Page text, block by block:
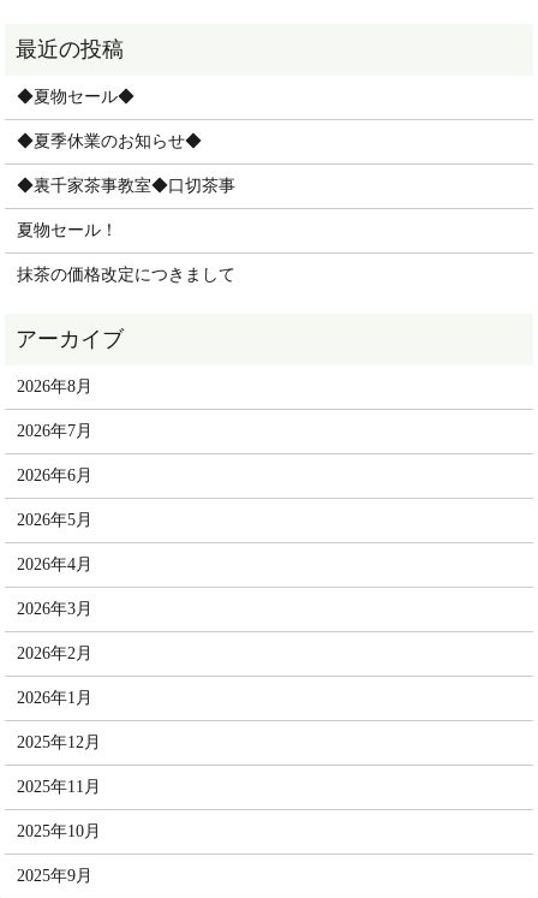
◆夏物セール◆
◆夏季休業のお知らせ◆
◆裏千家茶事教室◆口切茶事
夏物セール！
抹茶の価格改定につきまして
2026年8月
2026年7月
2026年6月
2026年5月
2026年4月
2026年3月
2026年2月
2026年1月
2025年12月
2025年11月
2025年10月
2025年9月